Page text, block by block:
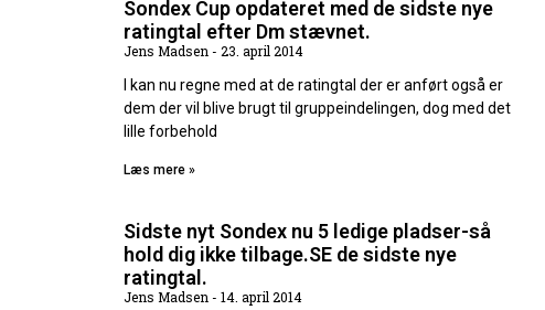
Sondex Cup opdateret med de sidste nye
ratingtal efter Dm stævnet.
Jens Madsen
23. april 2014
I kan nu regne med at de ratingtal der er anført også er
dem der vil blive brugt til gruppeindelingen, dog med det
lille forbehold
Læs mere »
Sidste nyt Sondex nu 5 ledige pladser-så
hold dig ikke tilbage.SE de sidste nye
ratingtal.
Jens Madsen
14. april 2014